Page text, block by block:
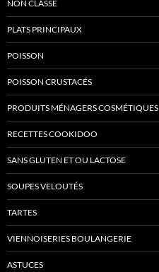
NON CLASSÉ
PLATS PRINCIPAUX
POISSON
POISSON CRUSTACÉS
PRODUITS MÉNAGERS COSMÉTIQUES
RECETTES COOKIDOO
SANS GLUTEN ET OU LACTOSE
SOUPES VELOUTÉS
TARTES
VIENNOISERIES BOULANGERIE
ASTUCES